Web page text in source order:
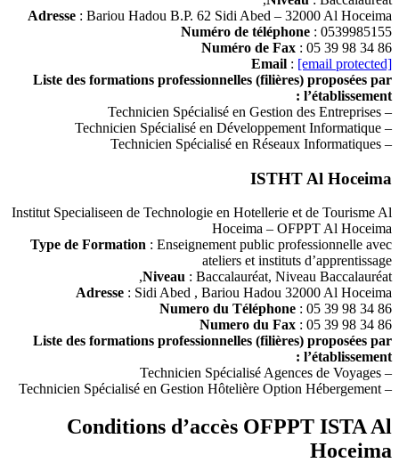
Adresse : Bariou Hadou B.P. 62 Sidi Abed – 32000 Al Hoceima
Numéro de téléphone : 0539985155
Numéro de Fax : 05 39 98 34 86
Email : [email protected]
Liste des formations professionnelles (filières) proposées par
l’établissement :
– Technicien Spécialisé en Gestion des Entreprises
– Technicien Spécialisé en Développement Informatique
– Technicien Spécialisé en Réseaux Informatiques
ISTHT Al Hoceima
Institut Specialiseen de Technologie en Hotellerie et de Tourisme Al
Hoceima – OFPPT Al Hoceima
Type de Formation : Enseignement public professionnelle avec
ateliers et instituts d’apprentissage
Niveau : Baccalauréat, Niveau Baccalauréat,
Adresse : Sidi Abed , Bariou Hadou 32000 Al Hoceima
Numero du Téléphone : 05 39 98 34 86
Numero du Fax : 05 39 98 34 86
Liste des formations professionnelles (filières) proposées par
l’établissement :
– Technicien Spécialisé Agences de Voyages
– Technicien Spécialisé en Gestion Hôtelière Option Hébergement
Conditions d’accès OFPPT ISTA Al
Hoceima